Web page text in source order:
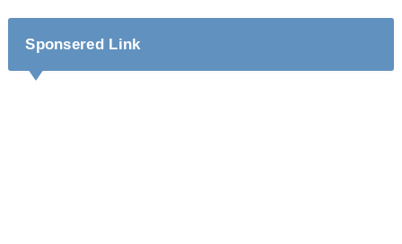
Sponsered Link